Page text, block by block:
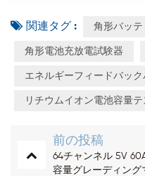
関連タグ : 角形バッ
角形電池充放電試験器
エネルギーフィードバッ
リチウムイオン電池容量テ
前の投稿
64チャンネル 5V
容量グレーディング